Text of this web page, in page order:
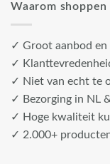
Waarom shoppen
✓ Groot aanbod en
✓
✓ Niet van echt te
✓ Bezorging in NL
✓ Hoge kwaliteit
✓ 2.000+